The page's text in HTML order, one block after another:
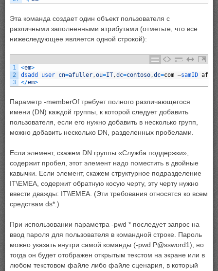
Эта команда создает один объект пользователя с
различными заполненными атрибутами (отметьте, что все
нижеследующее является одной строкой):
1
2
3
<em>
dsadd user cn=afuller,ou=IT,dc=contoso,dc=com –samID
</em>
Параметр -memberOf требует полного различающегося
имени (DN) каждой группы, к которой следует добавить
пользователя, если его нужно добавить в несколько групп,
можно добавить несколько DN, разделенных пробелами.
Если элемент, скажем DN группы «Служба поддержки»,
содержит пробел, этот элемент надо поместить в двойные
кавычки. Если элемент, скажем структурное подразделение
IT\EMEA, содержит обратную косую черту, эту черту нужно
ввести дважды: IT\\EMEA. (Эти требования относятся ко всем
средствам ds*.)
При использовании параметра -pwd * последует запрос на
ввод пароля для пользователя в командной строке. Пароль
можно указать внутри самой команды (-pwd P@ssword1), но
тогда он будет отображен открытым текстом на экране или в
любом текстовом файле либо файле сценария, в который